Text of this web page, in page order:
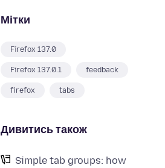
Мітки
Firefox 137.0
Firefox 137.0.1 feedback
firefox tabs
Дивитись також
Simple tab groups: how